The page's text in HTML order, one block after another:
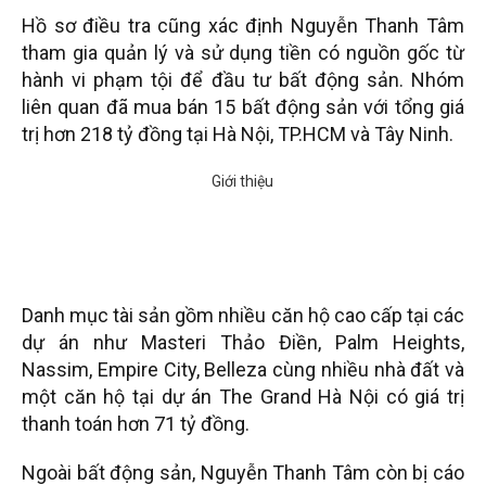
Hồ sơ điều tra cũng xác định Nguyễn Thanh Tâm
tham gia quản lý và sử dụng tiền có nguồn gốc từ
hành vi phạm tội để đầu tư bất động sản. Nhóm
liên quan đã mua bán 15 bất động sản với tổng giá
trị hơn 218 tỷ đồng tại Hà Nội, TP.HCM và Tây Ninh.
Danh mục tài sản gồm nhiều căn hộ cao cấp tại các
dự án như Masteri Thảo Điền, Palm Heights,
Nassim, Empire City, Belleza cùng nhiều nhà đất và
một căn hộ tại dự án The Grand Hà Nội có giá trị
thanh toán hơn 71 tỷ đồng.
Ngoài bất động sản, Nguyễn Thanh Tâm còn bị cáo